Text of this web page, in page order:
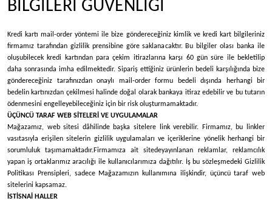
BİLGİLERİ GÜVENLİĞİ
Kredi kartı mail-order yöntemi ile bize göndereceğiniz kimlik ve kredi kart bilgileriniz
firmamız tarafından gizlilik prensibine göre saklanacaktır. Bu bilgiler olası banka ile
oluşubilecek kredi kartından para çekim itirazlarına karşı 60 gün süre ile bekletilip
daha sonrasında imha edilmektedir. Sipariş ettiğiniz ürünlerin bedeli karşılığında bize
göndereceğiniz tarafınızdan onaylı mail-order formu bedeli dışında herhangi bir
bedelin kartınızdan çekilmesi halinde doğal olarak bankaya itiraz edebilir ve bu tutarın
ödenmesini engelleyebileceğiniz için bir risk oluşturmamaktadır.
ÜÇÜNCÜ TARAF WEB SİTELERİ VE UYGULAMALAR
Mağazamız, web sitesi dâhilinde başka sitelere link verebilir. Firmamız, bu linkler
vasıtasıyla erişilen sitelerin gizlilik uygulamaları ve içeriklerine yönelik herhangi bir
sorumluluk taşımamaktadır.Firmamıza ait sitedeyayınlanan reklamlar, reklamcılık
yapan iş ortaklarımız aracılığı ile kullanıcılarımıza dağıtılır. İş bu sözleşmedeki Gizlilik
Politikası Prensipleri, sadece Mağazamızın kullanımına ilişkindir, üçüncü taraf web
sitelerini kapsamaz.
İSTİSNAİ HALLER